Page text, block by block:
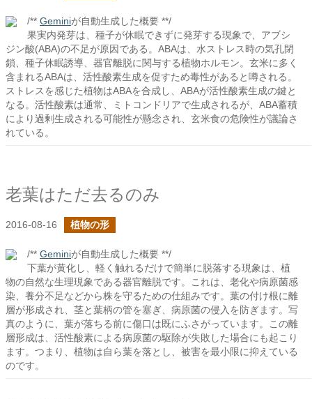
/** Geminiが自動生成した概要 **/
果実内発芽は、種子が休眠できずに発芽する現象で、アブシ
ジン酸(ABA)の不足が原因である。ABAは、水ストレス時の気孔閉
鎖、種子休眠誘導、器官離脱に関与する植物ホルモン。玄米に多く
含まれるABAは、活性酸素生成を促すため毒性があると噂される。
ストレスを感じた植物はABAを合成し、ABAが活性酸素生成の鍵と
なる。活性酸素は通常、ミトコンドリアで生成されるが、ABA蓄積
により過剰生成される可能性が懸念され、玄米食の危険性が議論さ
れている。
老葉はただ去るのみ
2016-08-16 植物の形
/** Geminiが自動生成した概要 **/
下葉が黄化し、軽く触れるだけで簡単に脱落する現象は、植
物の自然な生理現象である器官離脱です。これは、老化や病原菌感
染、養分不足などから株を守るための仕組みです。葉の付け根に離
層が形成され、茎と葉柄の管を塞ぎ、病原菌の侵入を防ぎます。写
真のように、葉が落ちる前に傷口は既にふさがっています。この離
層形成は、活性酸素による病原菌の駆除が失敗した場合にも起こり
ます。つまり、植物は自ら葉を落とし、被害を最小限に抑えている
のです。